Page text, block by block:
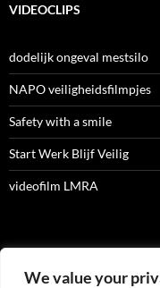
We value your
VIDEOCLIPS
dodelijk ongeval mestsilo
NAPO veiligheidsfilmpjes
Safety with a smile
Start Werk Blijf Veilig
videofilm LMRA